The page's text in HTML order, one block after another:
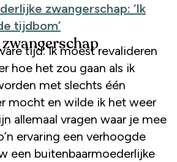
zwangerschap: ‘Ik
tijdbom’
tijd. Ik moest revalideren
hoe het zou gaan als ik
met slechts één
mocht en wilde ik het weer
allemaal vragen waar je mee
ervaring een verhoogde
een buitenbaarmoederlijke